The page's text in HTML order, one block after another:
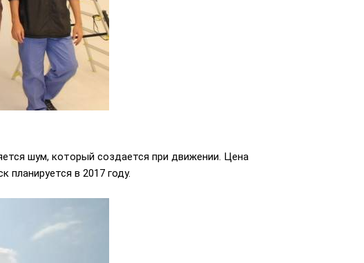
шум, который создается при движении. Цена
планируется в 2017 году.